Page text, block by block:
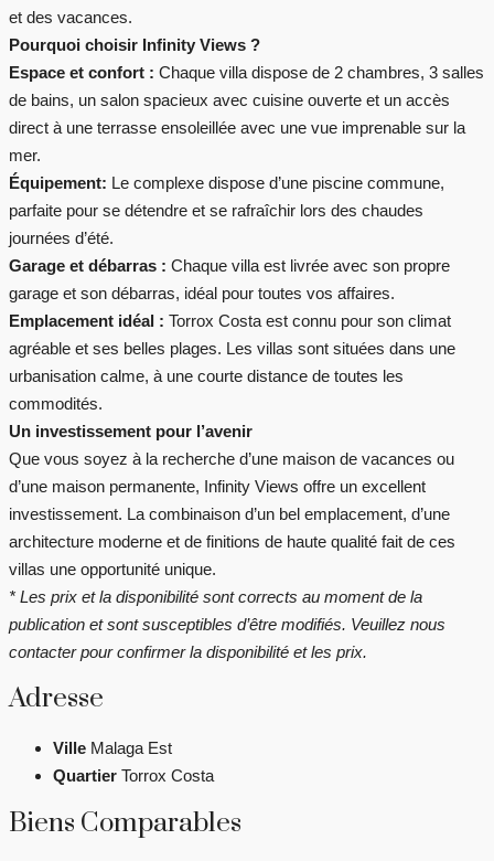
et des vacances.
Pourquoi choisir Infinity Views ?
Espace et confort : Chaque villa dispose de 2 chambres, 3 salles
de bains, un salon spacieux avec cuisine ouverte et un accès
direct à une terrasse ensoleillée avec une vue imprenable sur la
mer.
Équipement: Le complexe dispose d’une piscine commune,
parfaite pour se détendre et se rafraîchir lors des chaudes
journées d’été.
Garage et débarras : Chaque villa est livrée avec son propre
garage et son débarras, idéal pour toutes vos affaires.
Emplacement idéal : Torrox Costa est connu pour son climat
agréable et ses belles plages. Les villas sont situées dans une
urbanisation calme, à une courte distance de toutes les
commodités.
Un investissement pour l’avenir
Que vous soyez à la recherche d’une maison de vacances ou
d’une maison permanente, Infinity Views offre un excellent
investissement. La combinaison d’un bel emplacement, d’une
architecture moderne et de finitions de haute qualité fait de ces
villas une opportunité unique.
* Les prix et la disponibilité sont corrects au moment de la
publication et sont susceptibles d’être modifiés. Veuillez nous
contacter pour confirmer la disponibilité et les prix.
Adresse
Ville Malaga Est
Quartier Torrox Costa
Biens Comparables